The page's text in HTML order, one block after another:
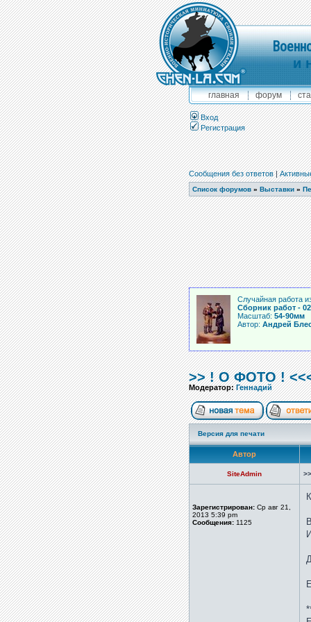
и
главная форум
Вход
Регистрация
Сообщения без ответов|
Список форумов » Выставки »
Случайная работа
Сборник работ - 02
Масштаб: 54-90мм
Автор: Андрей
>> ! О ФОТО !
Модератор:Геннадий
Версия для печати
Автор
SiteAdmin
Зарегистрирован: Ср авг 21,
2013 5:39 pm
Сообщения: 1125